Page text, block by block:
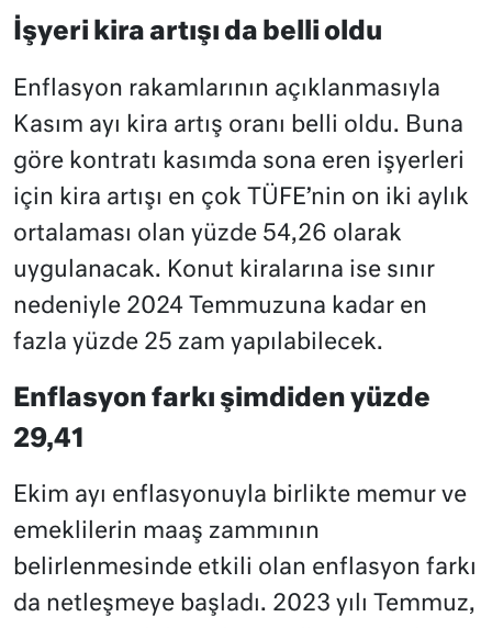
İşyeri kira artışı da belli oldu
Enflasyon rakamlarının açıklanmasıyla
Kasım ayı kira artış oranı belli oldu. Buna
göre kontratı kasımda sona eren işyerleri
için kira artışı en çok TÜFE’nin on iki aylık
ortalaması olan yüzde 54,26 olarak
uygulanacak. Konut kiralarına ise sınır
nedeniyle 2024 Temmuzuna kadar en
fazla yüzde 25 zam yapılabilecek.
Enflasyon farkı şimdiden yüzde
29,41
Ekim ayı enflasyonuyla birlikte memur ve
emeklilerin maaş zammının
belirlenmesinde etkili olan enflasyon farkı
da netleşmeye başladı. 2023 yılı Temmuz,